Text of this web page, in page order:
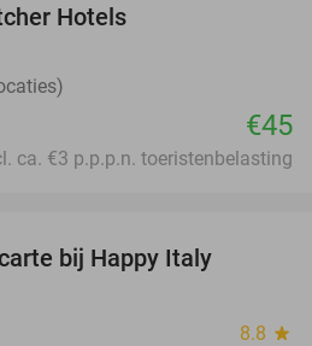
Hotels
€45
ca. €3 p.p.p.n. toeristenbelasting
bij Happy Italy
8.8 star